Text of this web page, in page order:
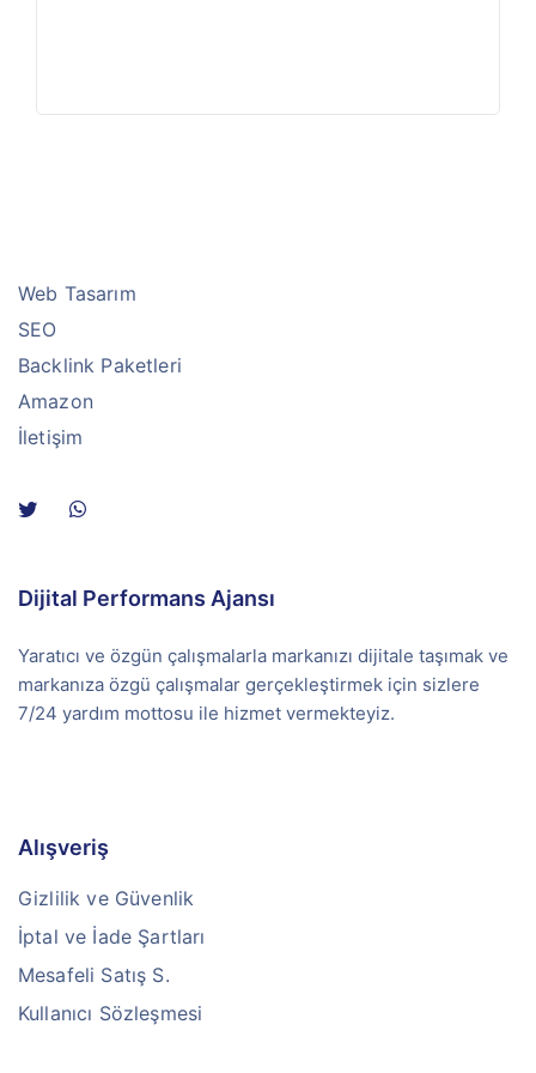
Web Tasarım
SEO
Backlink Paketleri
Amazon
İletişim
Dijital Performans Ajansı
Yaratıcı ve özgün çalışmalarla markanızı dijitale taşımak ve
markanıza özgü çalışmalar gerçekleştirmek için sizlere
7/24 yardım mottosu ile hizmet vermekteyiz.
Alışveriş
Gizlilik ve Güvenlik
İptal ve İade Şartları
Mesafeli Satış S.
Kullanıcı Sözleşmesi